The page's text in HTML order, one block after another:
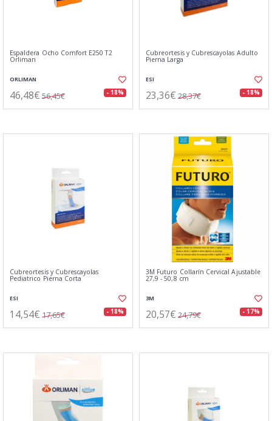
Espaldera Ocho Comfort E250 T2
Orliman
ORLIMAN
46,48€ 56,45€ - 18%
Cubreortesis y Cubrescayolas Adulto
Pierna Larga
ESI
23,36€ 28,37€ - 18%
Cubreortesis y Cubrescayolas
Pediatrico Pierna Corta
ESI
14,54€ 17,65€ - 18%
3M Futuro Collarín Cervical Ajustable
27,9 - 50,8 cm
3M
20,57€ 24,79€ - 17%